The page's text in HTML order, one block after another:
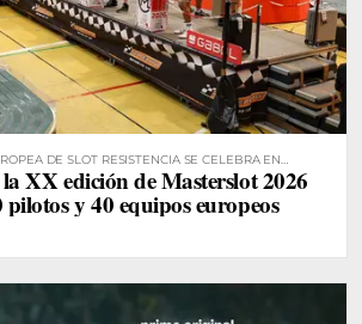
DE SLOT RESISTENCIA SE CELEBRA EN
XX edición de Masterslot 2026
pilotos y 40 equipos europeos